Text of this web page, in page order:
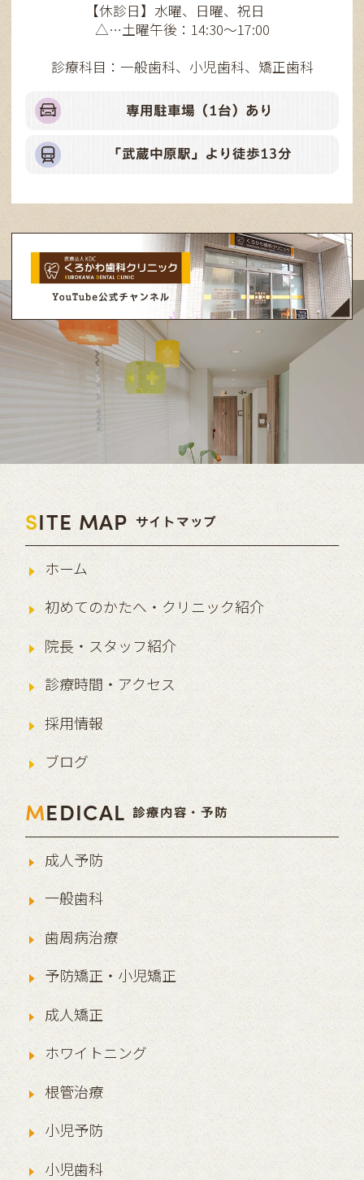
【休診日】水曜、日曜、祝日
△…土曜午後：14:30～17:00
診療科目：一般歯科、小児歯科、矯正歯科
専用駐車場（1台）あり
「武蔵中原駅」より徒歩13分
SITE MAP サイトマップ
ホーム
初めてのかたへ・クリニック紹介
院長・スタッフ紹介
診療時間・アクセス
採用情報
ブログ
MEDICAL 診療内容・予防
成人予防
一般歯科
歯周病治療
予防矯正・小児矯正
成人矯正
ホワイトニング
根管治療
小児予防
小児歯科